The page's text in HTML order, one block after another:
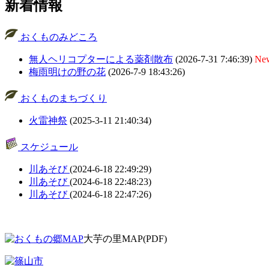
新着情報
おくものみどころ
無人ヘリコプターによる薬剤散布 (2026-7-31 7:46:39)
梅雨明けの野の花 (2026-7-9 18:43:26)
おくものまちづくり
火雷神祭 (2025-3-11 21:40:34)
スケジュール
川あそび(2024-6-18 22:49:29)
川あそび(2024-6-18 22:48:23)
川あそび(2024-6-18 22:47:26)
大芋の里MAP(PDF)